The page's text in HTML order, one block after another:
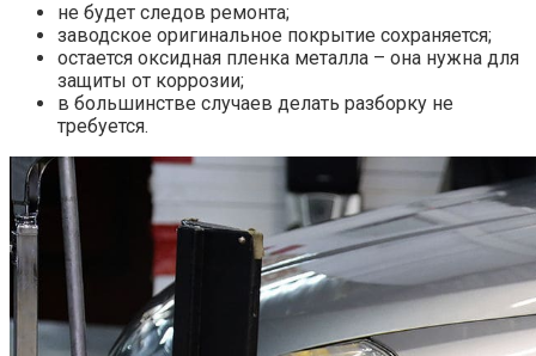
не будет следов ремонта;
заводское оригинальное покрытие сохраняется;
остается оксидная пленка металла – она нужна для
защиты от коррозии;
в большинстве случаев делать разборку не
требуется.